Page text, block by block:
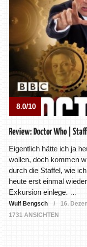
8.0/10
Review: Doctor Who |
Eigentlich hätte ich ja
wollen, doch kommen
durch die Staffel, wie
heute erst einmal
Exkursion einlege. …
Wulf Bengsch 16.
1731 ANSICHTEN